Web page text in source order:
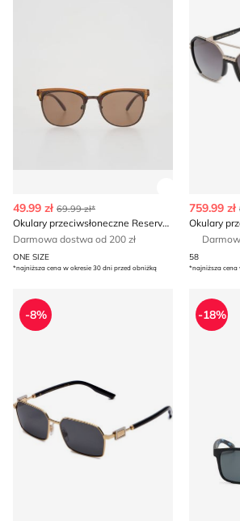
49.99 zł 69.99 zł*
Okulary przeciwsłoneczne Reserved
Darmowa dostwa od 200 zł
ONE SIZE
*najniższa cena w okresie 30 dni przed obniżką
759.99 zł
58
*najniższa cena
Okulary przeciwsłoneczne Dolce &
-8% -18%